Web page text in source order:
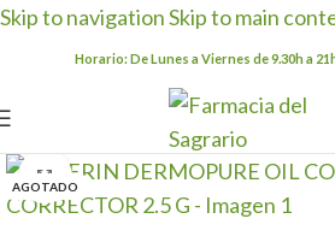
Skip to navigationSkip to main
Horario: De Lunes a Viernes de 9.30h a
AGOTADOClic para ampliar